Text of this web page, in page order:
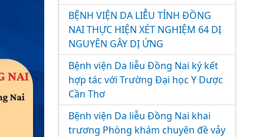
BỆNH VIỆN DA LIỄU TỈNH ĐỒNG
NAI THỰC HIỆN XÉT NGHIỆM 64 DỊ
NGUYÊN GÂY DỊ ỨNG
Bệnh viện Da liễu Đồng Nai ký kết
hợp tác với Trường Đại học Y Dược
Cần Thơ
Bệnh viện Da liễu Đồng Nai khai
trương Phòng khám chuyên đề vảy